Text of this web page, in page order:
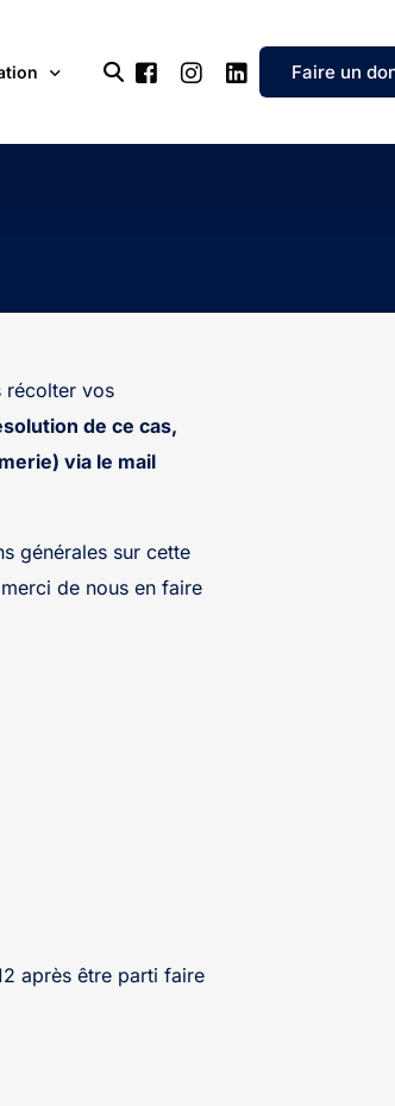
Faire un
récolter vos
de ce cas,
via le mail
générales sur cette
de nous en faire
après être parti faire